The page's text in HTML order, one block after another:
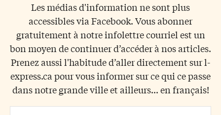
Les médias d'information ne sont plus
accessibles via Facebook. Vous abonner
gratuitement à notre infolettre courriel est un
bon moyen de continuer d’accéder à nos articles.
Prenez aussi l'habitude d’aller directement sur l-
express.ca pour vous informer sur ce qui ce passe
dans notre grande ville et ailleurs... en français!